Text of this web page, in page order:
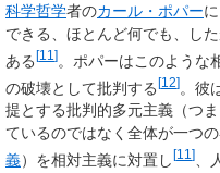
科学哲学者のカール・ポパー
できる、ほとんど何でも、し
ある [11 ] 。ポパーはこのような
の破壊として批判する[12]。彼
提とする批判的多元主義（つ
ているのではなく全体が一つ
義）を相対主義に対置し [11 ]